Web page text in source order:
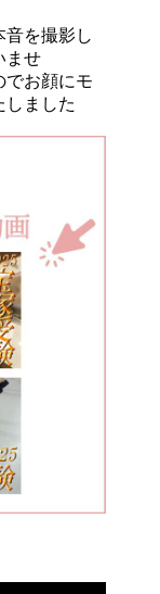
音を撮影し
ませ
お顔にモ
しました